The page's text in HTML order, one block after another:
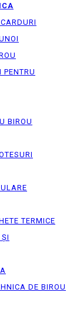
PENTRU
BIROU
TERMICE
DE BIROU